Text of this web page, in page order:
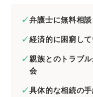
弁護士に無料相
経済的に困窮し
親族とのトラブ
会
具体的な相続の